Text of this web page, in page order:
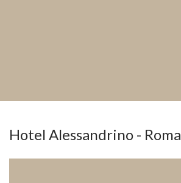
Hotel Alessandrino - Roma